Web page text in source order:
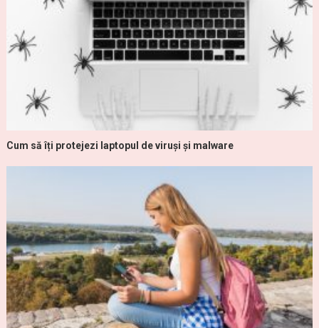
Cum să îți protejezi laptopul de viruși și malware